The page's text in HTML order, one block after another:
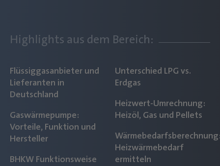
Highlights aus dem Bereich:
Flüssiggasanbieter und
Lieferanten in
Deutschland
Gaswärmepumpe:
Vorteile, Funktion und
Hersteller
BHKW Funktionsweise
Unterschied LPG vs.
Erdgas
Heizwert-Umrechnung:
Heizöl, Gas und Pellets
Heizwärmebedarf
ermitteln